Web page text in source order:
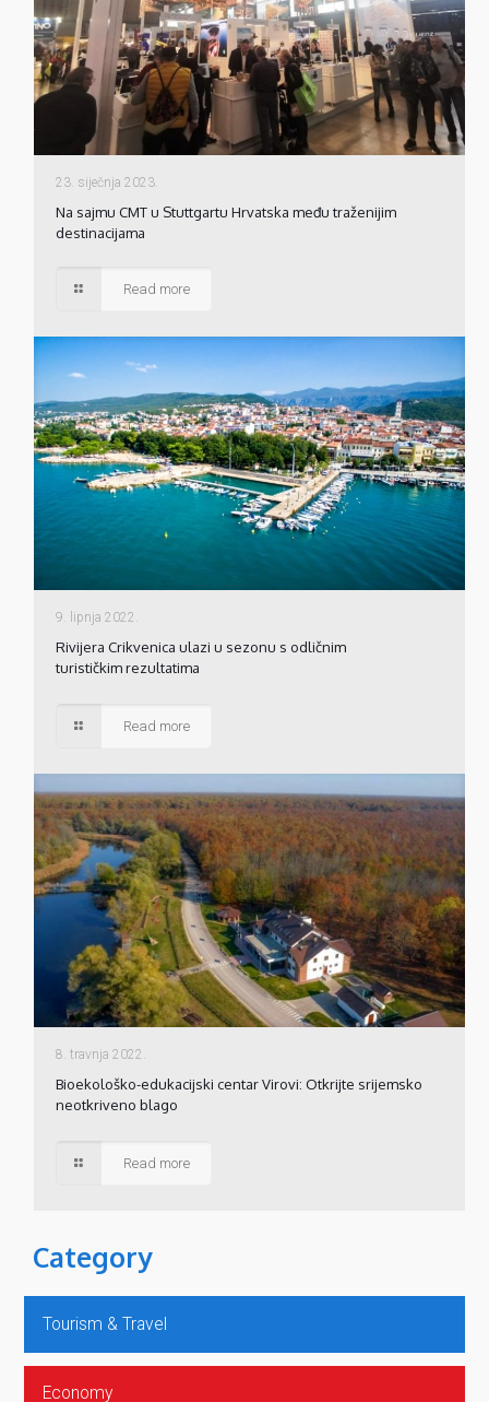
23. siječnja 2023.
Na sajmu CMT u Stuttgartu Hrvatska među traženijim
destinacijama
Read more
9. lipnja 2022.
Rivijera Crikvenica ulazi u sezonu s odličnim
turističkim rezultatima
Read more
8. travnja 2022.
Bioekološko-edukacijski centar Virovi: Otkrijte srijemsko
neotkriveno blago
Read more
Category
Tourism & Travel
Economy